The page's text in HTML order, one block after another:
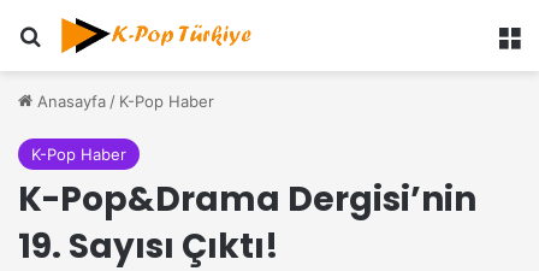
Anasayfa / K-Pop Haber
K-Pop Haber
K-Pop&Drama Dergisi’nin
19. Sayısı Çıktı!